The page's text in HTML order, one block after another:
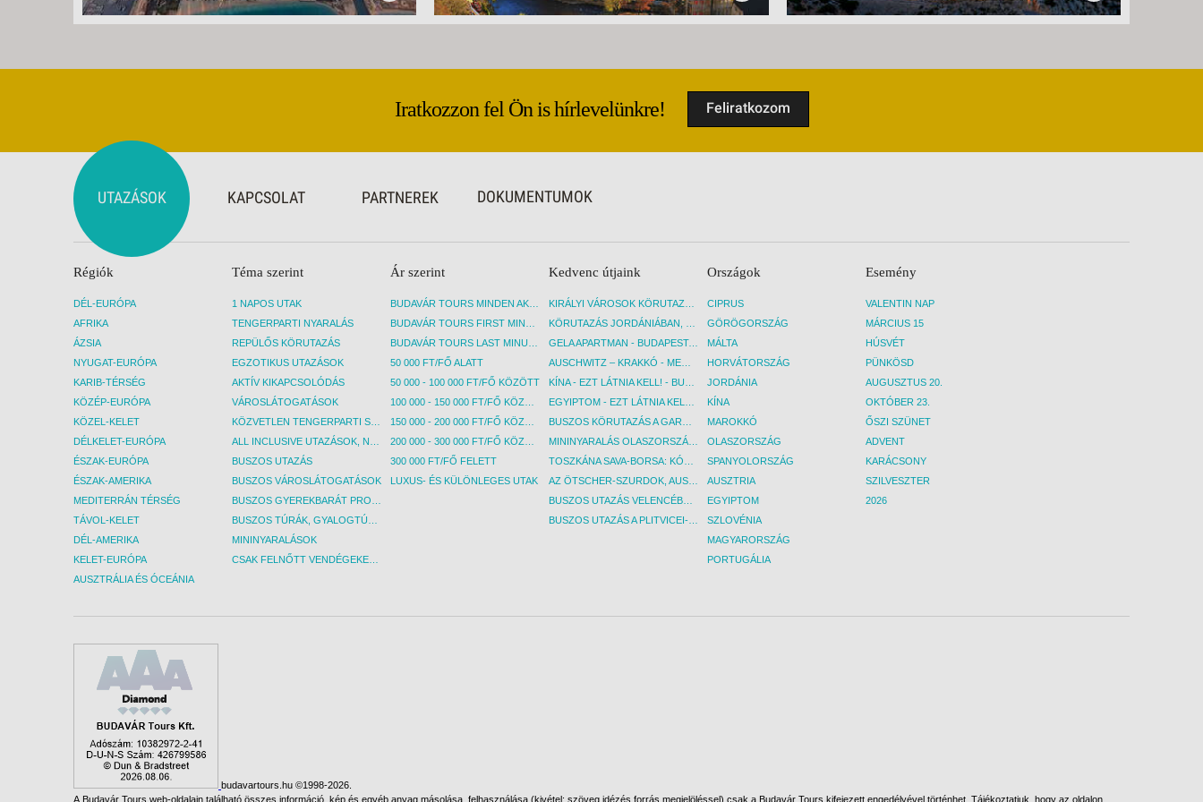
Iratkozzon fel Ön is hírlevelünkre! Feliratkozom
UTAZÁSOK KAPCSOLAT PARTNEREK DOKUMENTUMOK
Régiók
DÉL-EURÓPA
AFRIKA
ÁZSIA
NYUGAT-EURÓPA
KARIB-TÉRSÉG
KÖZÉP-EURÓPA
KÖZEL-KELET
DÉLKELET-EURÓPA
ÉSZAK-EURÓPA
ÉSZAK-AMERIKA
MEDITERRÁN TÉRSÉG
TÁVOL-KELET
DÉL-AMERIKA
KELET-EURÓPA
AUSZTRÁLIA ÉS ÓCEÁNIA
Téma szerint
1 NAPOS UTAK
TENGERPARTI NYARALÁS
REPÜLŐS KÖRUTAZÁS
EGZOTIKUS UTAZÁSOK
AKTÍV KIKAPCSOLÓDÁS
VÁROSLÁTOGATÁSOK
BUSZOS UTAZÁS
BUSZOS VÁROSLÁTOGATÁSOK
MININYARALÁSOK
Ár szerint
50 000 FT/FŐ ALATT
50 000 - 100 000 FT/FŐ KÖZÖTT
300 000 FT/FŐ FELETT
LUXUS- ÉS KÜLÖNLEGES UTAK
Kedvenc útjaink
GELA APARTMAN - BUDAPEST, REPÜLŐ
Országok
CIPRUS
GÖRÖGORSZÁG
MÁLTA
HORVÁTORSZÁG
JORDÁNIA
KÍNA
MAROKKÓ
OLASZORSZÁG
SPANYOLORSZÁG
AUSZTRIA
EGYIPTOM
SZLOVÉNIA
MAGYARORSZÁG
PORTUGÁLIA
Esemény
VALENTIN NAP
MÁRCIUS 15
HÚSVÉT
PÜNKÖSD
AUGUSZTUS 20.
OKTÓBER 23.
ŐSZI SZÜNET
ADVENT
KARÁCSONY
SZILVESZTER
2026
budavartours.hu ©1998-2026.
A Budavár Tours web-oldalain található összes információ, kép és egyéb anyag másolása, felhasználása (kivétel: szöveg idézés forrás megjelöléssel) csak a Budavár Tours kifejezett engedélyével történhet. Tájékoztatjuk, hogy az oldalon